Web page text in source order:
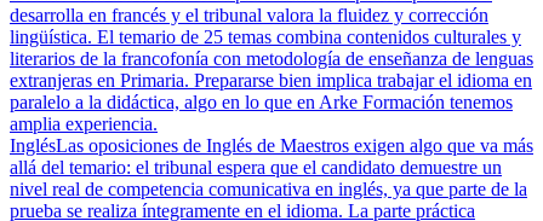
desarrolla en francés y el tribunal valora la fluidez y corrección
lingüística. El temario de 25 temas combina contenidos culturales y
literarios de la francofonía con metodología de enseñanza de lenguas
extranjeras en Primaria. Prepararse bien implica trabajar el idioma en
paralelo a la didáctica, algo en lo que en Arke Formación tenemos
amplia experiencia.
InglésLas oposiciones de Inglés de Maestros exigen algo que va más
allá del temario: el tribunal espera que el candidato demuestre un
nivel real de competencia comunicativa en inglés, ya que parte de la
prueba se realiza íntegramente en el idioma. La parte práctica